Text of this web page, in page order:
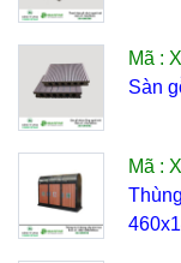
Mã :
Sàn
Mã :